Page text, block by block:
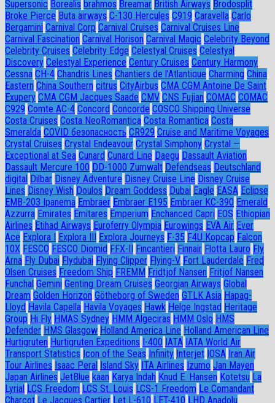
Supersonic Borealis brahmos Breamar British Airways Brodosplit
Broke Pierce Buta airways C-130 Hercules C919 Caravella Carlo
Bergamini Carnival Corp Carnival Cruises Carnival Cruises Line
Carnival Fascination Carnival Horison Carnival Magic Celebrity Beyond
Celebrity Cruises Celebrity Edge Celestyal Cruises Celestyal
Discovery Celestyal Experience Century Cruises Century Harmony
Cessna CH-4 Chandris Lines Chantiers de l’Atlantique Charming China
Eastern China Southern citrus CityAirbus CMA CGM Antoine De Saint
Exupery CMA CGM Jacques Saade CMV CNS Fujian COMAC COMAC
C929 Comte AC-4 Concord Concorde COSCO Shipping Universe
Costa Cruises Costa NeoRomantica Costa Romantica Costa
Smeralda COVID безопасность CR929 Cruise and Maritime Voyages
Crystal Cruises Crystal Endeavour Crystal Simphony Crystal —
Exceptional at Sea Cunard Cunard Line Daegu Dassault Aviation
Dassault Mercure 100 DD-1000 Zumwalt Defendseas Deutschland
digital Dilbar Disney Adventure Disney Cruise Line Disney Cruise
Lines Disney Wish Doulos Dream Goddess Dubai Eagle EASA Eclipse
EMB-203 Ipanema Embraer Embraer E195 Embraer KC-390 Emerald
Azzurra Emirates Emitares Emperium Enchanced Capri EOS Ethiopian
Airlines Etihad Airways Euroferry Olympia Eurowings EVA Air Ever
Ace Explora I Explora III Explora Journeys F-35 F4U Корсар Falcon
10X FESCO FESCO Diomid FFX-II Fincantieri Finnair Flotta Lauro Fly
Arna Fly Dubai Flydubai Flying Clipper Flying-V Fort Lauderdale Fred
Olsen Cruises Freedom Ship FREMM Fridtjof Nansen Fritjof Nansen
Funchal Gemini Genting Dream Cruises Georgian Airways Global
Dream Golden Horizon Götheborg of Sweden GTLK Asia Hapag-
Lloyd Havila Capella Havila Voyages Hawk Helge Ingstad Heritage
Group Hi Fly HMAS Sydney HMM Algeciras HMM Oslo HMS
Defender HMS Glasgow Holland America Line Holland American Line
Hurtigruten Hurtigruten Expeditions I-400 IATA IATA World Air
Transport Statistics Icon of the Seas Infinity Interjet IOSA Iran Air
Tour Airlines Isaac Peral Island Sky ITA Airlines Izumo Jan Mayen
Japan Airlines JetBlue kaan Karya Indah Knud E. Hansen Kotetsu La
Lyrial LCS Freedom LCS St. Louis LCS-1 Freedom Le Comandant
Charcot Le Jacques Cartier Let L-610 LET-410 LHD Anadolu